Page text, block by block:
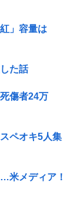
」容量は
た話
傷者24万
ペオキ5人集
米メディア！